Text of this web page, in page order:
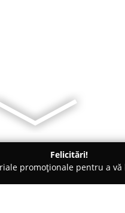
Felicitări!
promoționale pentru a